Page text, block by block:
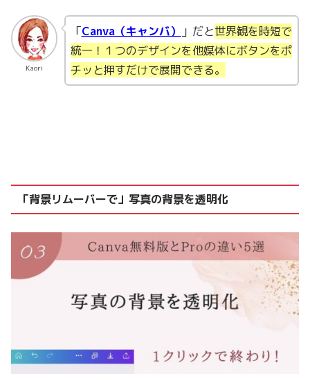
Kaori
「Canva（キャンバ） 」だと世界観を時短で
統一！１つのデザインを他媒体にボタンをポ
チッと押すだけで展開できる。
「背景リムーバーで」写真の背景を透明化